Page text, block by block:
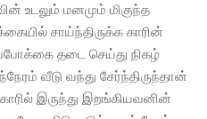
உடலும் மனமும் மிகுந்த
சாய்ந்திருக்க காரின்
தடை செய்து நிகழ்
வீடு வந்து சேர்ந்திருந்தான்
இருந்து இறங்கியவனின்